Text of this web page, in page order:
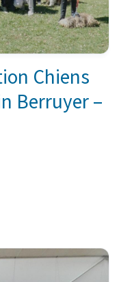
Chiens
Berruyer –